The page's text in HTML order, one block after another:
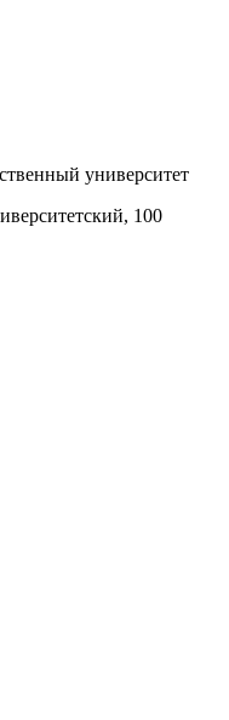
университет
100